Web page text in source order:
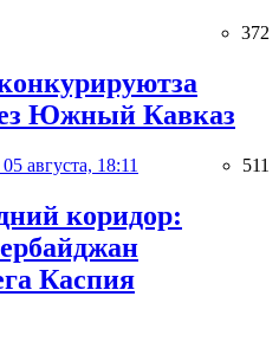
372
Южный Кавказ
05 августа, 18:11 511
коридор:
Каспия